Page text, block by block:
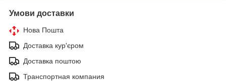
Умови доставки
Нова Пошта
Доставка кур'єром
Доставка поштою
Транспортная компания